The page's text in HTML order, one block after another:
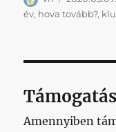
év, hova tovább?,
Támogatás
Amennyiben